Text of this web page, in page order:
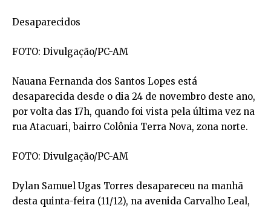
Desaparecidos
FOTO: Divulgação/PC-AM
Nauana Fernanda dos Santos Lopes está
desaparecida desde o dia 24 de novembro deste ano,
por volta das 17h, quando foi vista pela última vez na
rua Atacuari, bairro Colônia Terra Nova, zona norte.
FOTO: Divulgação/PC-AM
Dylan Samuel Ugas Torres desapareceu na manhã
desta quinta-feira (11/12), na avenida Carvalho Leal,